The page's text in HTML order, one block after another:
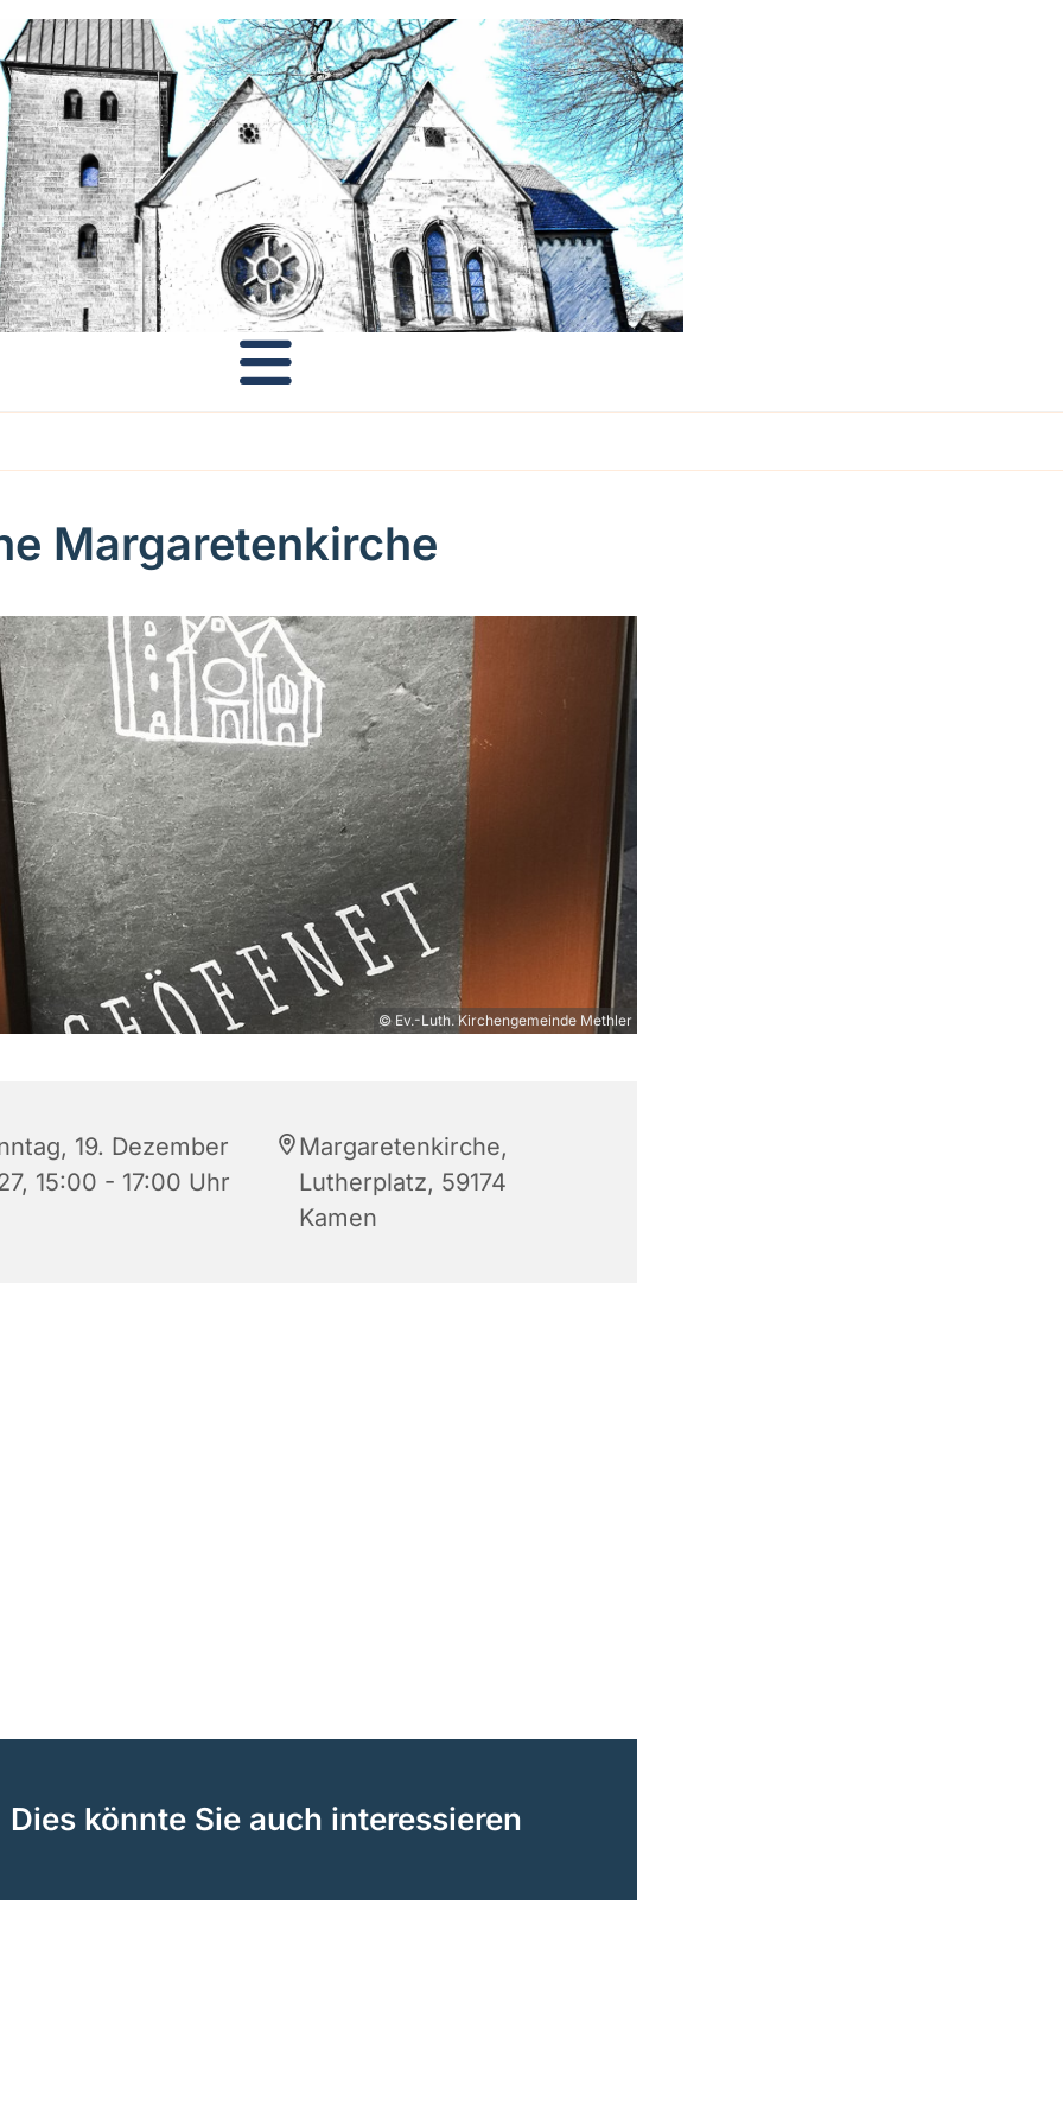
Margaretenkirche
© Ev.-Luth. Kirchengemeinde Methler
19. Dezember
15:00 - 17:00 Uhr
Margaretenkirche,
Lutherplatz, 59174
Kamen
Dies könnte Sie auch interessieren